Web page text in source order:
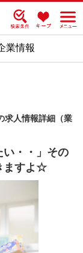
業情報
求人情報詳細（業
い・・」その
ますよ☆